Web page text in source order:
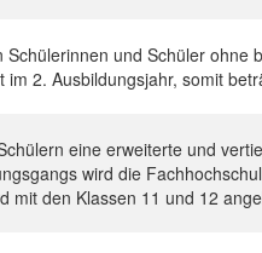
und Schüler ohne
im 2. Ausbildungsjahr, somit
eine erweiterte und
wird die
mit den Klassen 11 und 12